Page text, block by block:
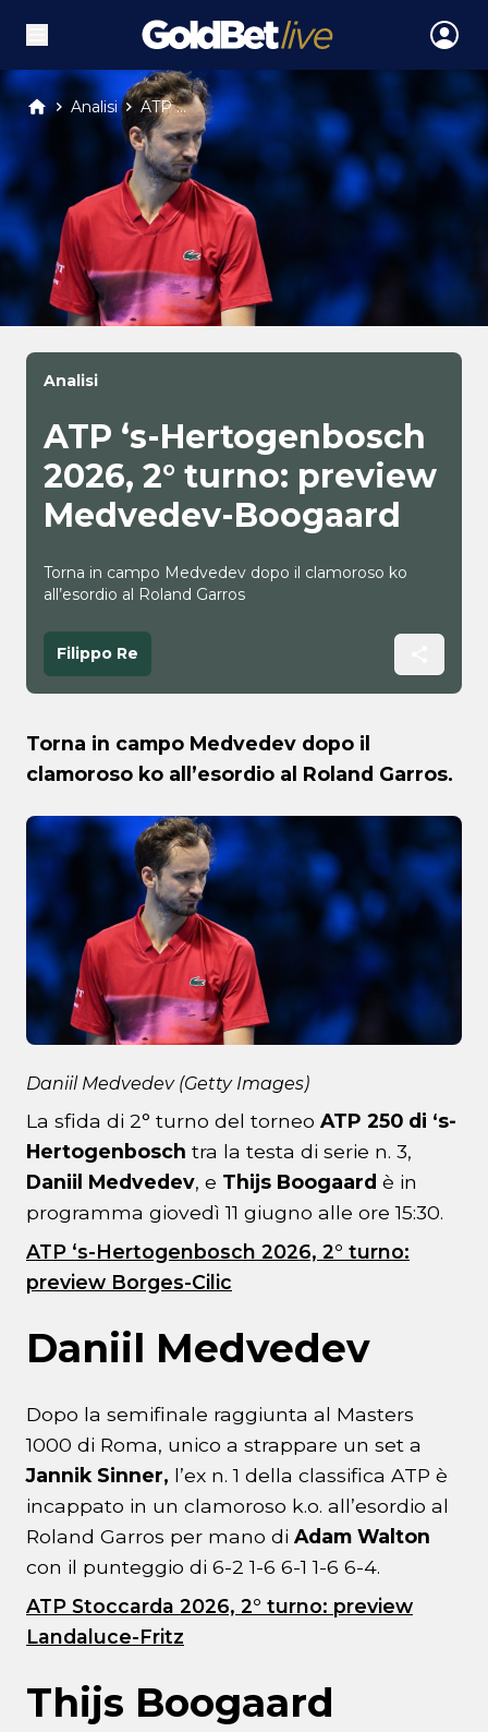
Analisi ATP ...
Analisi
ATP ‘s-Hertogenbosch
2026, 2° turno: preview
Medvedev-Boogaard
Torna in campo Medvedev dopo il clamoroso ko
all’esordio al Roland Garros
Filippo Re
Torna in campo Medvedev dopo il
clamoroso ko all’esordio al Roland Garros.
Daniil Medvedev (Getty Images)
La sfida di 2° turno del torneo ATP 250 di ‘s-
Hertogenbosch tra la testa di serie n. 3,
Daniil Medvedev, e Thijs Boogaard è in
programma giovedì 11 giugno alle ore 15:30.
ATP ‘s-Hertogenbosch 2026, 2° turno:
preview Borges-Cilic
Daniil Medvedev
Dopo la semifinale raggiunta al Masters
1000 di Roma, unico a strappare un set a
Jannik Sinner, l’ex n. 1 della classifica ATP è
incappato in un clamoroso k.o. all’esordio al
Roland Garros per mano di Adam Walton
con il punteggio di 6-2 1-6 6-1 1-6 6-4.
ATP Stoccarda 2026, 2° turno: preview
Landaluce-Fritz
Thijs Boogaard